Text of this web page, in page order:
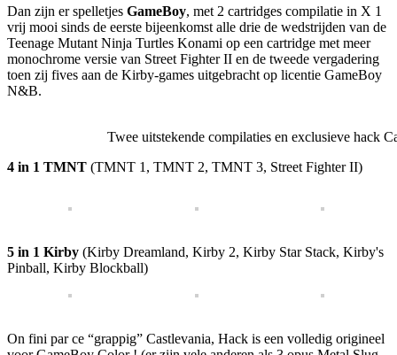
Dan zijn er spelletjes GameBoy, met 2 cartridges compilatie in X 1
vrij mooi sinds de eerste bijeenkomst alle drie de wedstrijden van de
Teenage Mutant Ninja Turtles Konami op een cartridge met meer
monochrome versie van Street Fighter II en de tweede vergadering
toen zij fives aan de Kirby-games uitgebracht op licentie GameBoy
N&B.
Twee uitstekende compilaties en exclusieve hack
4 in 1 TMNT (TMNT 1, TMNT 2, TMNT 3, Street Fighter II)
5 in 1 Kirby (Kirby Dreamland, Kirby 2, Kirby Star Stack, Kirby's
Pinball, Kirby Blockball)
On fini par ce “grappig” Castlevania, Hack is een volledig origineel